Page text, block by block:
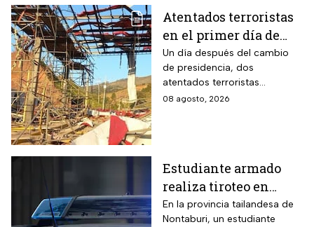
Atentados terroristas
en el primer día de
presidencia de
Abelardo De la
Espriella en Colombia
Un día después del cambio
de presidencia, dos
atentados terroristas
ocurrieron en Colombia
08 agosto, 2026
Estudiante armado
realiza tiroteo en
escuela de Tailandia
En la provincia tailandesa de
Nontaburi, un estudiante